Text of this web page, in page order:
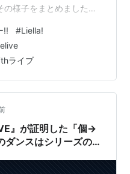
様子をまとめました。
１．アニメ準拠ではな
ストとの距離感が圧倒的
演見届ける意味 ４．自由
のLiella!…
!! #Liella!
ライブ
』が証明した「個→
ンスはシリーズの中